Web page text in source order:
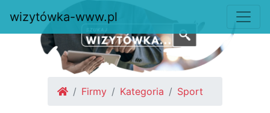
Firmy Kategoria Sport
wizytówka-www.pl